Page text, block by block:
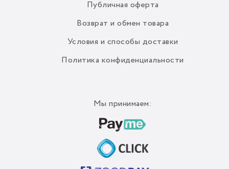
Публичная оферта
Возврат и обмен товара
Условия и способы доставки
Политика конфиденциальности
Мы принимаем: